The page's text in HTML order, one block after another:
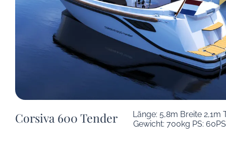
Corsiva 600 Tender
Länge: 5,8m Breite 2,1m
Gewicht: 700kg PS: